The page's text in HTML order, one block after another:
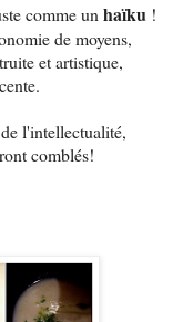
comme unhaïku!
de moyens,
et artistique,
l'intellectualité,
comblés!